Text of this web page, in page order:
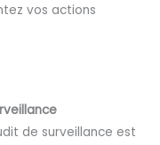
vos actions
de surveillance est